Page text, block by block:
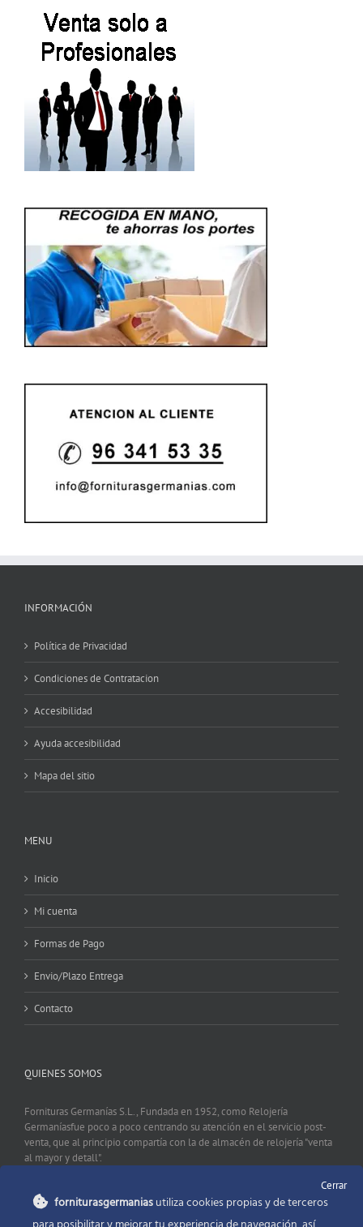
INFORMACIÓN
Política de Privacidad
Condiciones de Contratacion
Accesibilidad
Ayuda accesibilidad
Mapa del sitio
MENU
Inicio
Mi cuenta
Formas de Pago
Envio/Plazo Entrega
Contacto
QUIENES SOMOS
Fornituras Germanías S.L., Fundada en 1952, como Relojería
Germaníasfue poco a poco centrando su atención en el servicio post-
venta, que al principio compartía con la de almacén de relojería "venta
al mayor y detall".
CONTACTO
Cerrar
forniturasgermaniasutiliza cookies propias y de terceros